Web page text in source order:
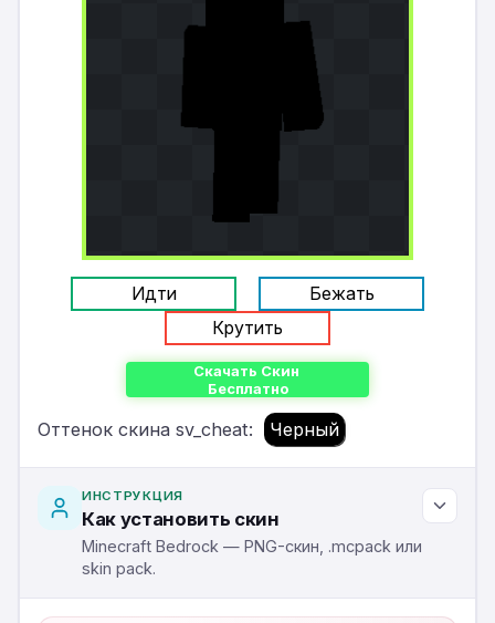
Идти
Бежать
Крутить
Скачать Скин
Бесплатно
Оттенок скина sv_cheat: Черный
ИНСТРУКЦИЯ
Как установить скин
Minecraft Bedrock — PNG-скин, .mcpack или
skin pack.